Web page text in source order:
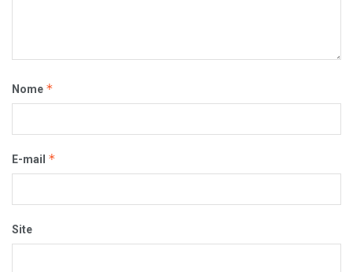
Nome *
E-mail *
Site